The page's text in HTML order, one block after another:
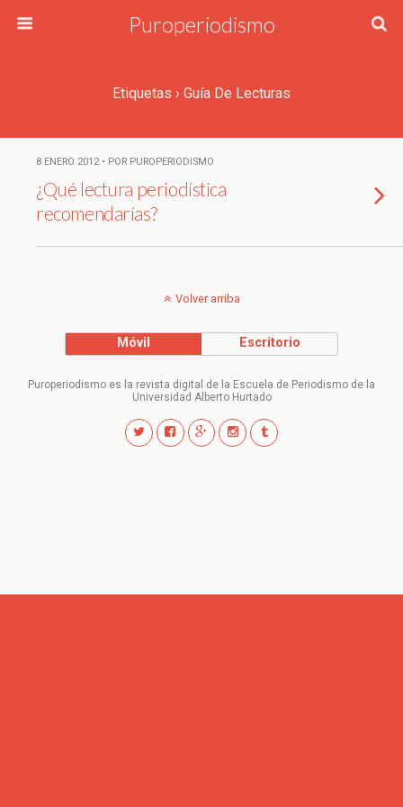
Puroperiodismo
Etiquetas › Guía De Lecturas
8 ENERO 2012 • POR PUROPERIODISMO
¿Qué lectura periodística
recomendarías?
Volver arriba
Móvil Escritorio
Puroperiodismo es la revista digital de la Escuela de Periodismo de la
Universidad Alberto Hurtado